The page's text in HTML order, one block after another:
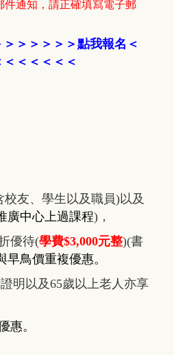
通知，請正確填寫電子郵
＞ ＞ ＞ ＞ ＞ ＞點我報名 ＜
＜＜ ＜ ＜ ＜ ＜
友、學生以及職員)以及
廣中心上過課程)，
優待(學費$3,000元整)(書
早鳥價重複優惠。
明以及65歲以上老人亦享
惠。